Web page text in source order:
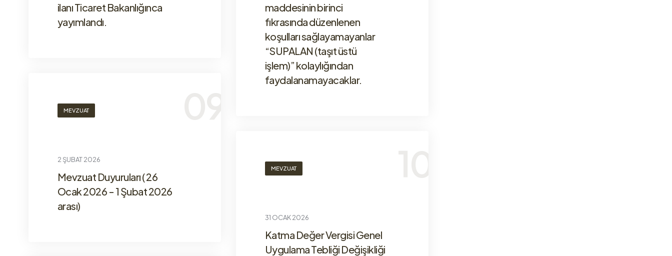
ilanı Ticaret Bakanlığınca
yayımlandı.
maddesinin birinci
fıkrasında düzenlenen
koşulları sağlayamayanlar
“SUPALAN (taşıt üstü
işlem)” kolaylığından
faydalanamayacaklar.
MEVZUAT
2 ŞUBAT 2026
Mevzuat Duyuruları ( 26
Ocak 2026 - 1 Şubat 2026
arası)
MEVZUAT
31 OCAK 2026
Katma Değer Vergisi Genel
Uygulama Tebliği Değişikliği